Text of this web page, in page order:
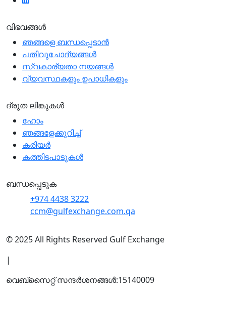
വിഭവങ്ങൾ
ഞങ്ങളെ ബന്ധപ്പെടാന്‍
പതിവുചോദ്യങ്ങൾ
സ്വകാര്യതാ നയങ്ങള്‍
വ്യവസ്ഥകളും ഉപാധികളും
ദ്രുത ലിങ്കുകൾ
ഹോം
ഞങ്ങളേക്കുറിച്ച്
കരിയർ
കത്തിടപാടുകൾ
ബന്ധപ്പെടുക
+974 4438 3222
ccm@gulfexchange.com.qa
© 2025 All Rights Reserved Gulf Exchange
|
വെബ്സൈറ്റ് സന്ദര്‍ശനങ്ങള്‍:15140009